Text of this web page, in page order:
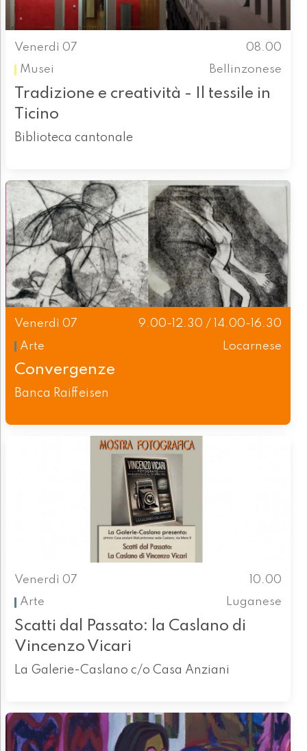
Venerdì 07
08.00
Musei
Bellinzonese
Tradizione e creatività - Il tessile in
Ticino
Biblioteca cantonale
Venerdì 07
9.00-12.30 / 14.00-16.30
Arte
Locarnese
Convergenze
Banca Raiffeisen
Venerdì 07
10.00
Arte
Luganese
Scatti dal Passato: la Caslano di
Vincenzo Vicari
La Galerie-Caslano c/o Casa Anziani